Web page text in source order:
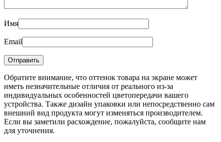
Имя
Email
Обратите внимание, что оттенок товара на экране может
иметь незначительные отличия от реального из-за
индивидуальных особенностей цветопередачи вашего
устройства. Также дизайн упаковки или непосредственно сам
внешний вид продукта могут изменяться производителем.
Если вы заметили расхождение, пожалуйста, сообщите нам
для уточнения.